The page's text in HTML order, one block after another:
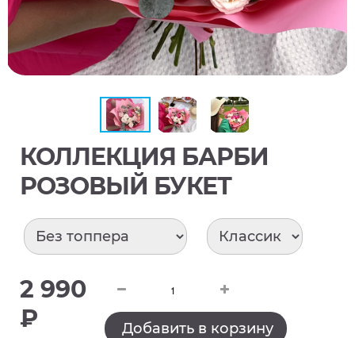
КОЛЛЕКЦИЯ БАРБИ
РОЗОВЫЙ БУКЕТ
2 990
₽
Добавить в корзину